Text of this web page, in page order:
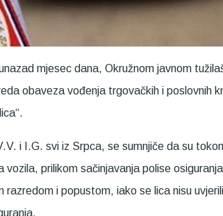
mjesec dana, Okružnom javnom
obaveza vođenja trgovačkih i poslovnih
i I.G. svi iz Srpca, se sumnjiče da su
prilikom sačinjavanja polise
i popustom, iako se lica nisu